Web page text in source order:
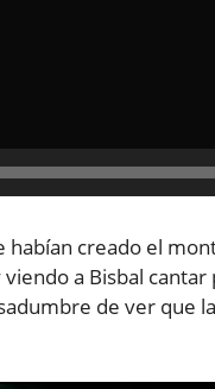
habían creado el
a Bisbal
de ver que